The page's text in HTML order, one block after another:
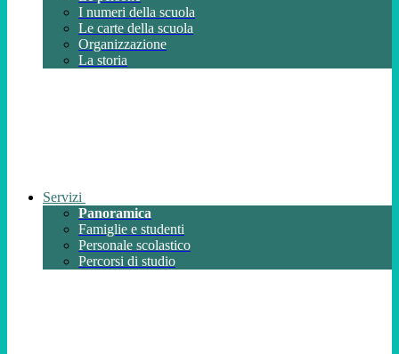
I numeri della scuola
Le carte della scuola
Organizzazione
La storia
Servizi
Panoramica
Famiglie e studenti
Personale scolastico
Percorsi di studio